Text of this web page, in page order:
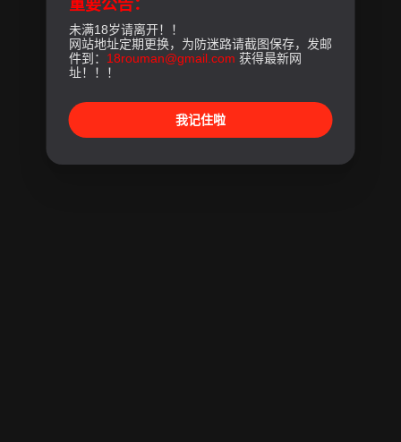
重要公告：
未满18岁请离开！！
网站地址定期更换，为防迷路请截图保存，发邮
件到： 18rouman@gmail.com 获得最新网
址！！！
我记住啦